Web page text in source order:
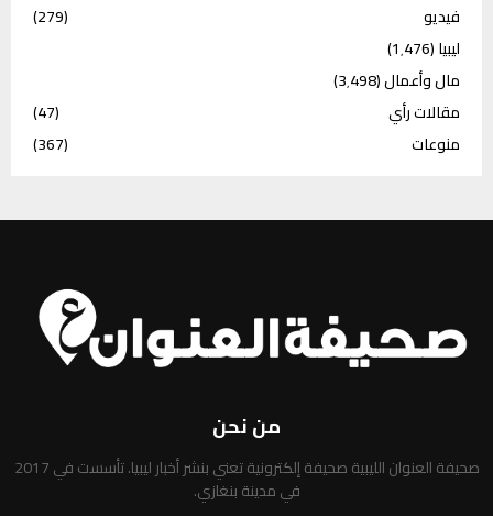
فيديو
(279)
ليبيا(1٬476)
مال وأعمال(3٬498)
مقالات رأي
(47)
منوعات
(367)
من نحن
صحيفة العنوان الليبية صحيفة إلكترونية تعني بنشر أخبار ليبيا. تأسست في 2017
في مدينة بنغازي.